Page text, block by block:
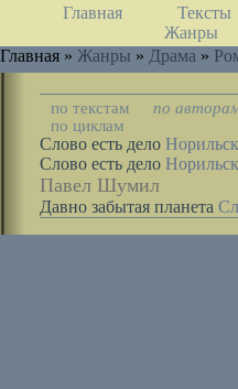
Главная Тексты
Жанры
Главная » Жанры » Драма »
по текстам
по
по циклам
Слово есть дело
Слово есть дело
Павел Шумил
Давно забытая планета